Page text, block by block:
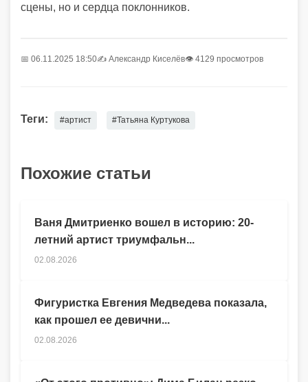
сцены, но и сердца поклонников.
📅 06.11.2025 18:50✍️ Александр Киселёв👁 4129 просмотров
Теги: #артист #Татьяна Куртукова
Похожие статьи
Ваня Дмитриенко вошел в историю: 20-
летний артист триумфальн...
02.08.2026
Фигуристка Евгения Медведева показала,
как прошел ее девични...
02.08.2026